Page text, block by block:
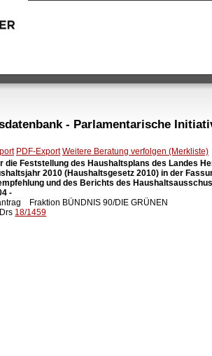
- Parlamentarische
PDF-Export Weitere Beratung verfolgen (Merkliste)
die Feststellung des Haushaltsplans des Landes
2010 (Haushaltsgesetz 2010) in der
und des Berichts des
-
Fraktion BÜNDNIS 90/DIE GRÜNEN
18/1459